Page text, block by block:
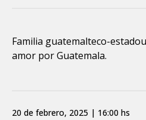
Familia guatemalteco-
amor por Guatemala.
20 de febrero, 2025 | 16:00 hs